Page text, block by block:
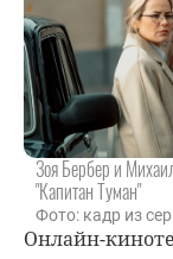
Зоя Бербер и
"Капитан Туман"
Фото: кадр из
Онлайн-